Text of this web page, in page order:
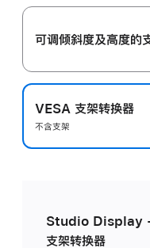
可调倾斜度及高‍度的
VESA 支架转换器
不含支架
Studio Display -
支架转换器